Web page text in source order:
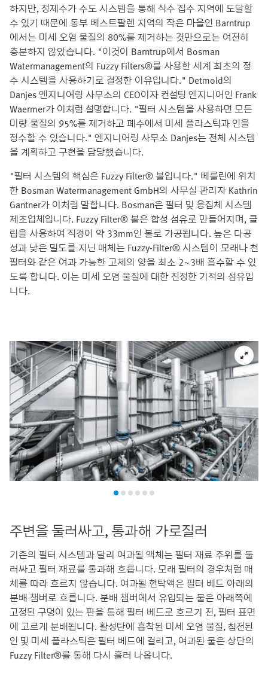
하지만, 정제수가 수도 시스템을 통해 식수 집수 지역에 도달할
수 있기 때문에 동부 베스트팔렌 지역의 작은 마을인 Barntrup
에서는 미세 오염 물질의 80%를 제거하는 것만으로는 여전히
충분하지 않았습니다. "이것이 Barntrup에서 Bosman
Watermanagement의 Fuzzy Filters®를 사용한 세계 최초의 정
수 시스템을 사용하기로 결정한 이유입니다." Detmold의
Danjes 엔지니어링 사무소의 CEO이자 컨설팅 엔지니어인 Frank
Waermer가 이처럼 설명합니다. "필터 시스템을 사용하면 모든
미량 물질의 95%를 제거하고 폐수에서 미세 플라스틱과 인을
정수할 수 있습니다." 엔지니어링 사무소 Danjes는 전체 시스템
을 계획하고 구현을 담당했습니다.
"필터 시스템의 핵심은 Fuzzy Filter® 볼입니다." 베를린에 위치
한 Bosman Watermanagement GmbH의 사무실 관리자 Kathrin
Gantner가 이처럼 말합니다. Bosman은 필터 및 응집체 시스템
제조업체입니다. Fuzzy Filter® 볼은 합성 섬유로 만들어지며, 클
립을 사용하여 직경이 약 33mm인 볼로 가공됩니다. 높은 다공
성과 낮은 밀도를 지닌 매체는 Fuzzy-Filter® 시스템이 모래나 천
필터와 같은 여과 가능한 고체의 양을 최소 2~3배 흡수할 수 있
도록 합니다. 이는 미세 오염 물질에 대한 진정한 기적의 섬유입
니다.
주변을 둘러싸고, 통과해 가로질러
기존의 필터 시스템과 달리 여과될 액체는 필터 재료 주위를 둘
러싸고 필터 재료를 통과해 흐릅니다. 모래 필터의 경우처럼 매
체를 따라 흐르지 않습니다. 여과될 현탁액은 필터 베드 아래의
분배 챔버로 흐릅니다. 분배 챔버에서 유입되는 물은 아래쪽에
고정된 구멍이 있는 판을 통해 필터 베드로 흐르기 전, 필터 표면
에 고르게 분배됩니다. 활성탄에 흡착된 미세 오염 물질, 침전된
인 및 미세 플라스틱은 필터 베드에 걸리고, 여과된 물은 상단의
Fuzzy Filter®를 통해 다시 흘러 나옵니다.